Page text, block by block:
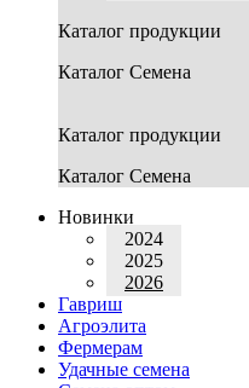
Каталог продукции
Каталог Семена
Каталог продукции
Каталог Семена
Новинки
2024
2025
2026
Гавриш
Агроэлита
Фермерам
Удачные семена